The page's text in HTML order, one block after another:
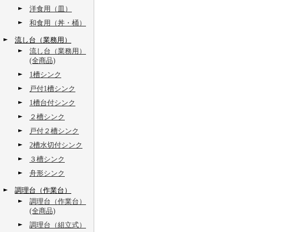
洋食用（皿）
和食用（丼・桶）
流し台（業務用）
流し台（業務用）
(全商品)
1槽シンク
戸付1槽シンク
1槽台付シンク
２槽シンク
戸付２槽シンク
2槽水切付シンク
３槽シンク
舟形シンク
調理台（作業台）
調理台（作業台）
(全商品)
調理台（組立式）